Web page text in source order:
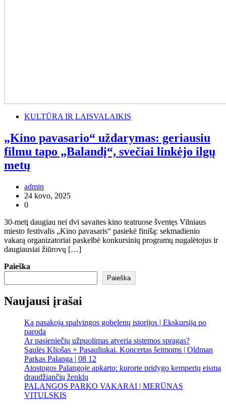
KULTŪRA IR LAISVALAIKIS
„Kino pavasario“ uždarymas: geriausiu
filmu tapo „Balandį“, svečiai linkėjo ilgų
metų
admin
24 kovo, 2025
0
30-metį daugiau nei dvi savaites kino teatruose šventęs Vilniaus
miesto festivalis „Kino pavasaris“ pasiekė finišą: sekmadienio
vakarą organizatoriai paskelbė konkursinių programų nugalėtojus ir
daugiausiai žiūrovų […]
Paieška
Paieška
Naujausi įrašai
Ką pasakoja spalvingos gobelenų istorijos | Ekskursija po
parodą
Ar pasieniečių užpuolimas atveria sistemos spragas?
Saulės Kliošas + Pasauliukai. Koncertas šeimoms | Oldman
Parkas Palanga | 08 12
Atostogos Palangoje apkarto: kurorte pridygo kemperių eismą
draudžiančių ženklų
PALANGOS PARKO VAKARAI | MERŪNAS
VITULSKIS